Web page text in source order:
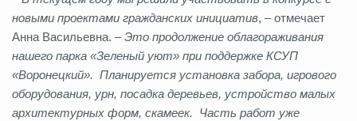
новыми проектами гражданских инициатив, – отмечает
Анна Васильевна. –Это продолжение облагораживания
нашего парка «Зеленый уют» при поддержке КСУП
«Воронецкий». Планируется установка забора, игрового
оборудования, урн, посадка деревьев, устройство малых
архитектурных форм, скамеек. Часть работ уже